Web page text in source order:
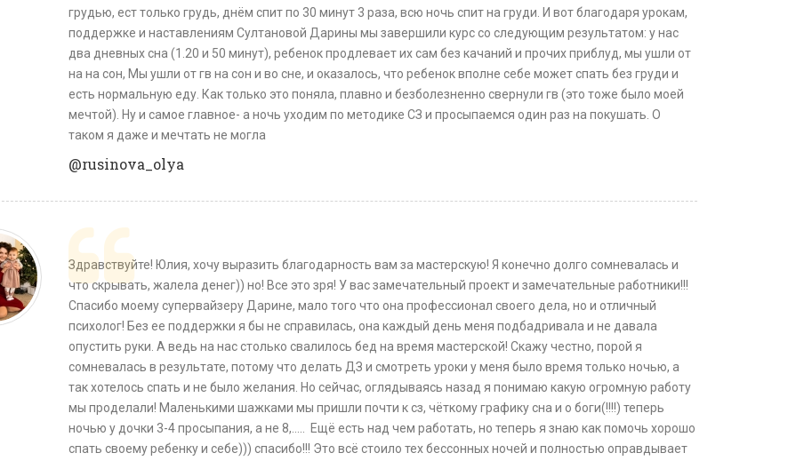
грудью, ест только грудь, днём спит по 30 минут 3 раза, всю ночь спит на груди. И вот благодаря урокам,
поддержке и наставлениям Султановой Дарины мы завершили курс со следующим результатом: у нас
два дневных сна (1.20 и 50 минут), ребенок продлевает их сам без качаний и прочих приблуд, мы ушли от
на на сон, Мы ушли от гв на сон и во сне, и оказалось, что ребенок вполне себе может спать без груди и
есть нормальную еду. Как только это поняла, плавно и безболезненно свернули гв (это тоже было моей
мечтой). Ну и самое главное- а ночь уходим по методике СЗ и просыпаемся один раз на покушать. О
таком я даже и мечтать не могла
@rusinova_olya
Здравствуйте! Юлия, хочу выразить благодарность вам за мастерскую! Я конечно долго сомневалась и
что скрывать, жалела денег)) но! Все это зря! У вас замечательный проект и замечательные работники!!!
Спасибо моему супервайзеру Дарине, мало того что она профессионал своего дела, но и отличный
психолог! Без ее поддержки я бы не справилась, она каждый день меня подбадривала и не давала
опустить руки. А ведь на нас столько свалилось бед на время мастерской! Скажу честно, порой я
сомневалась в результате, потому что делать ДЗ и смотреть уроки у меня было время только ночью, а
так хотелось спать и не было желания. Но сейчас, оглядываясь назад я понимаю какую огромную работу
мы проделали! Маленькими шажками мы пришли почти к сз, чёткому графику сна и о боги(!!!!) теперь
ночью у дочки 3-4 просыпания, а не 8,..... Ещё есть над чем работать, но теперь я знаю как помочь хорошо
спать своему ребенку и себе))) спасибо!!! Это всё стоило тех бессонных ночей и полностью оправдывает